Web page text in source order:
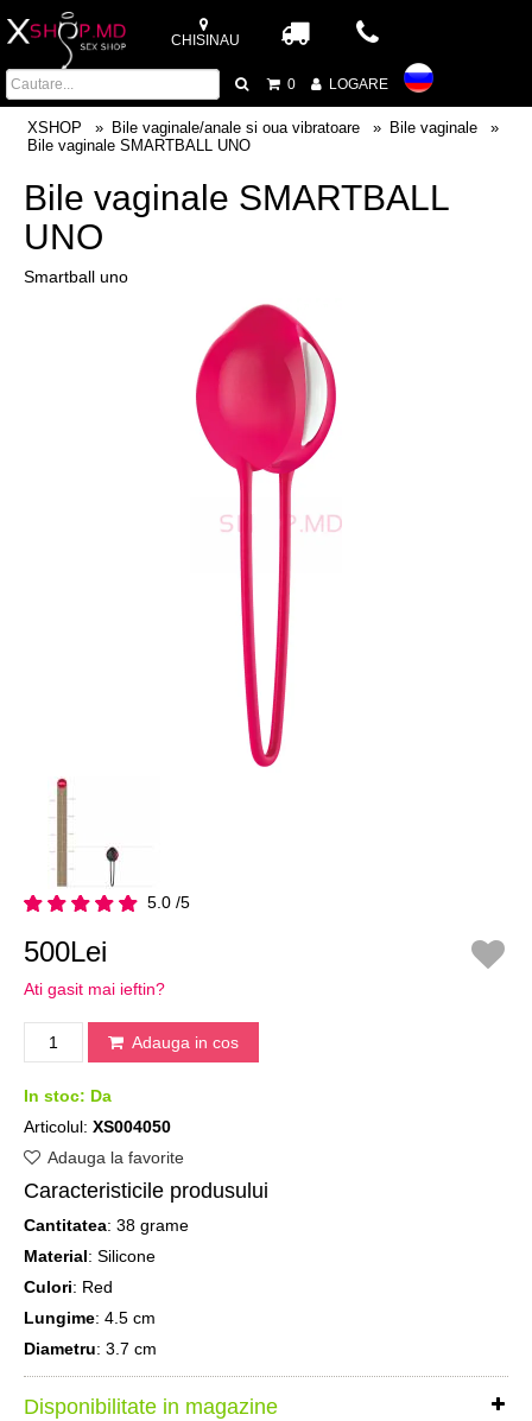
CHISINAU
0 LOGARE
XSHOP Bile vaginale/anale si oua vibratoare
Bile vaginale
Bile vaginale SMARTBALL UNO
Bile vaginale SMARTBALL
UNO
Smartball uno
5.0 /5
500Lei
Ati gasit mai ieftin?
Adauga in cos
In stoc: Da
Articolul: XS004050
Adauga la favorite
Caracteristicile produsului
Cantitatea: 38 grame
Material: Silicone
Culori: Red
Lungime: 4.5 cm
Diametru: 3.7 cm
Disponibilitate in magazine